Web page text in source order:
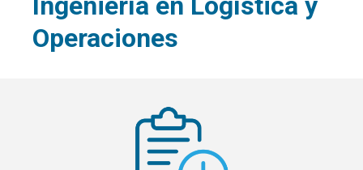
Operaciones